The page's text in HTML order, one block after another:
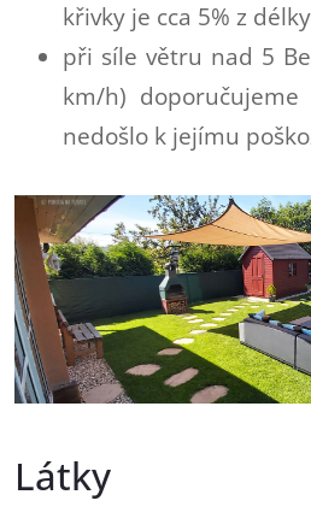
křivky je cca 5% z
při síle větru nad 5
km/h)
nedošlo k jejímu
Látky